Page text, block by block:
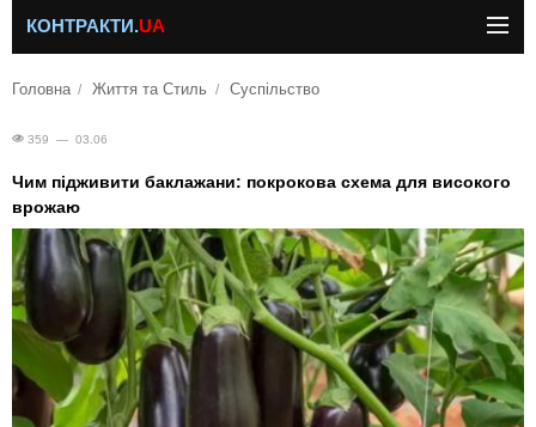
КОНТРАКТИ.UA
Головна Життя та Стиль Суспільство
359 — 03.06
Чим підживити баклажани: покрокова схема для високого
врожаю